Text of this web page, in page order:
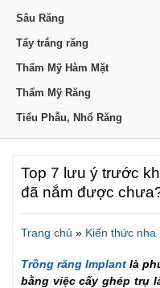
Sâu Răng
Tẩy trắng răng
Thẩm Mỹ Hàm Mặt
Thẩm Mỹ Răng
Tiểu Phẫu, Nhổ Răng
Top 7 lưu ý trước
đã nắm được
Trang chủ » Kiến thức nha
Trồng răng Implant là
bằng việc cấy ghép trụ